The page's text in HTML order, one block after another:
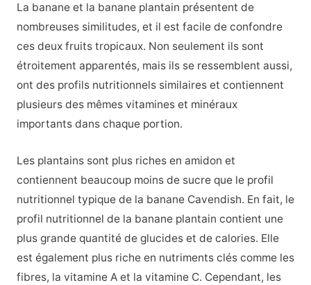
La banane et la banane plantain présentent de
nombreuses similitudes, et il est facile de confondre
ces deux fruits tropicaux. Non seulement ils sont
étroitement apparentés, mais ils se ressemblent aussi,
ont des profils nutritionnels similaires et contiennent
plusieurs des mêmes vitamines et minéraux
importants dans chaque portion.
Les plantains sont plus riches en amidon et
contiennent beaucoup moins de sucre que le profil
nutritionnel typique de la banane Cavendish. En fait, le
profil nutritionnel de la banane plantain contient une
plus grande quantité de glucides et de calories. Elle
est également plus riche en nutriments clés comme les
fibres, la vitamine A et la vitamine C. Cependant, les